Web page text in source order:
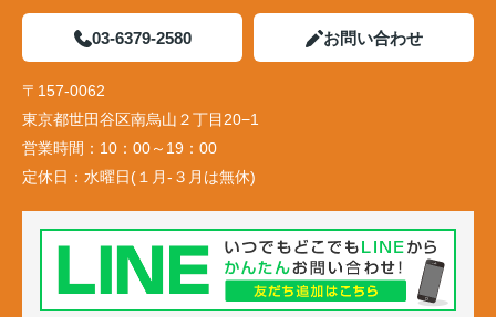
03-6379-2580 お問い合わせ
〒157-0062
東京都世田谷区南烏山２丁目20−1
営業時間： 10：00～19：00
定休日： 水曜日(１月-３月は無休)